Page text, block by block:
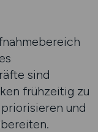
sind
frühzeitig zu
und